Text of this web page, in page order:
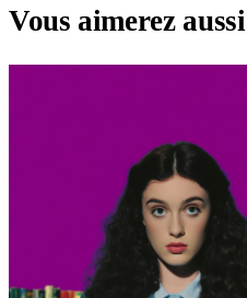
Vous aimerez aussi